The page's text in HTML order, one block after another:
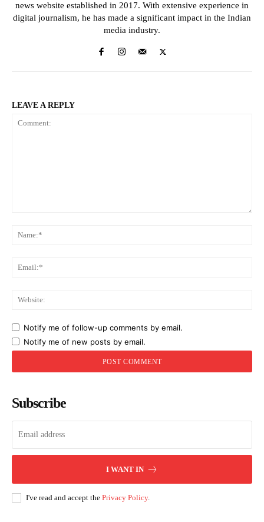
news website established in 2017. With extensive experience in
digital journalism, he has made a significant impact in the Indian
media industry.
LEAVE A REPLY
Notify me of follow-up comments by email.
Notify me of new posts by email.
Subscribe
I WANT IN
I've read and accept the Privacy Policy.